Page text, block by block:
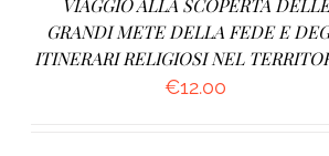
VIAGGIO ALLA SCOPERTA DELLE
GRANDI METE DELLA FEDE E
ITINERARI RELIGIOSI NEL
€12.00